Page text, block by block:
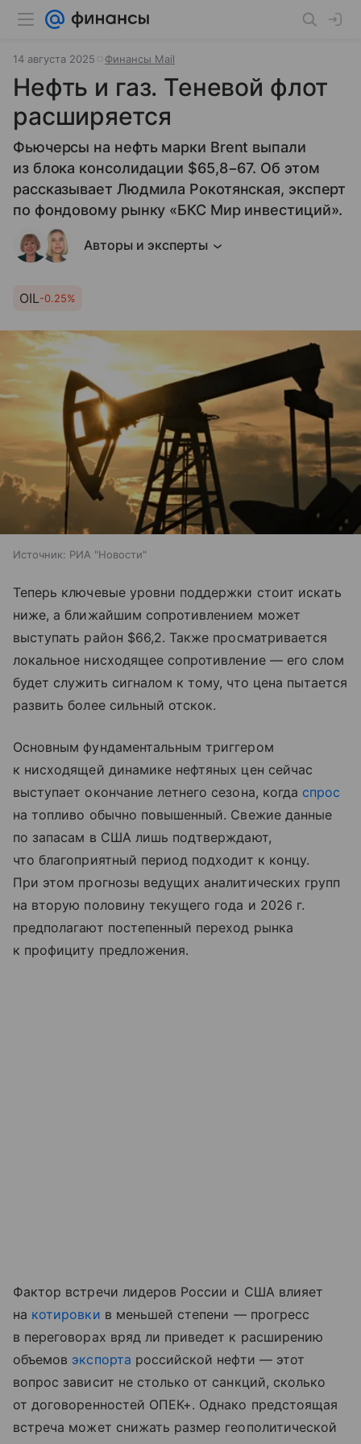
14 августа 2025 Финансы Mail
Нефть и газ. Теневой флот
расширяется
Фьючерсы на нефть марки Brent выпали
из блока консолидации $65,8−67. Об этом
рассказывает Людмила Рокотянская, эксперт
по фондовому рынку «БКС Мир инвестиций».
Авторы и эксперты
OIL-0.25%
Источник: РИА "Новости"
Теперь ключевые уровни поддержки стоит искать
ниже, а ближайшим сопротивлением может
выступать район $66,2. Также просматривается
локальное нисходящее сопротивление — его слом
будет служить сигналом к тому, что цена пытается
развить более сильный отскок.
Основным фундаментальным триггером
к нисходящей динамике нефтяных цен сейчас
выступает окончание летнего сезона, когда спрос
на топливо обычно повышенный. Свежие данные
по запасам в США лишь подтверждают,
что благоприятный период подходит к концу.
При этом прогнозы ведущих аналитических групп
на вторую половину текущего года и 2026 г.
предполагают постепенный переход рынка
к профициту предложения.
Фактор встречи лидеров России и США влияет
на котировки в меньшей степени — прогресс
в переговорах вряд ли приведет к расширению
объемов экспорта российской нефти — этот
вопрос зависит не столько от санкций, сколько
от договоренностей ОПЕК+. Однако предстоящая
встреча может снижать размер геополитической